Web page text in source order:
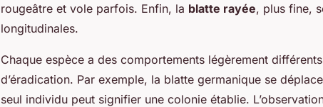
rougeâtre et vole parfois. Enfin, la blatte rayée, plus fine,
longitudinales.
Chaque espèce a des comportements légèrement
d’éradication. Par exemple, la blatte germanique se
seul individu peut signifier une colonie établie.